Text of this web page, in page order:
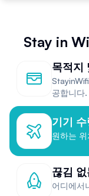
Stay in
목적지
공합니다.
기기 수
원하는
끊김
어디에서